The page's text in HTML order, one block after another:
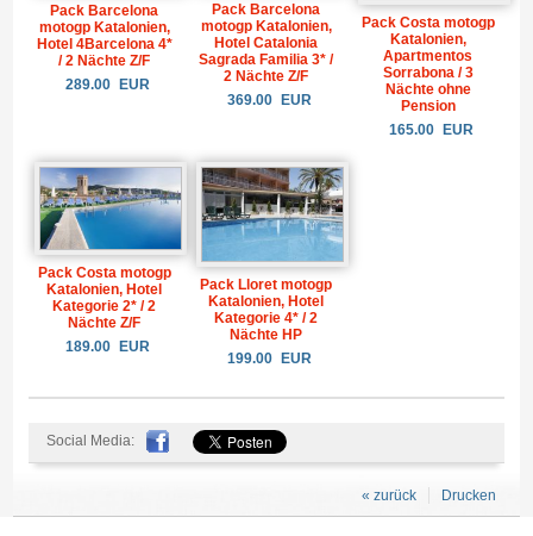
Pack Barcelona
motogp Katalonien,
Hotel 4Barcelona 4*
/ 2 Nächte Z/F
289.00 EUR
Pack Barcelona
motogp Katalonien,
Hotel Catalonia
Sagrada Familia 3* /
2 Nächte Z/F
369.00
EUR
Pack Costa motogp
Katalonien,
Apartmentos
Sorrabona / 3
Nächte ohne
Pension
165.00 EUR
Pack Costa motogp
Katalonien, Hotel
Kategorie 2* / 2
Nächte Z/F
189.00
EUR
Pack Lloret motogp
Katalonien, Hotel
Kategorie 4* / 2
Nächte HP
199.00
EUR
Social Media:
Drucken
« zurück